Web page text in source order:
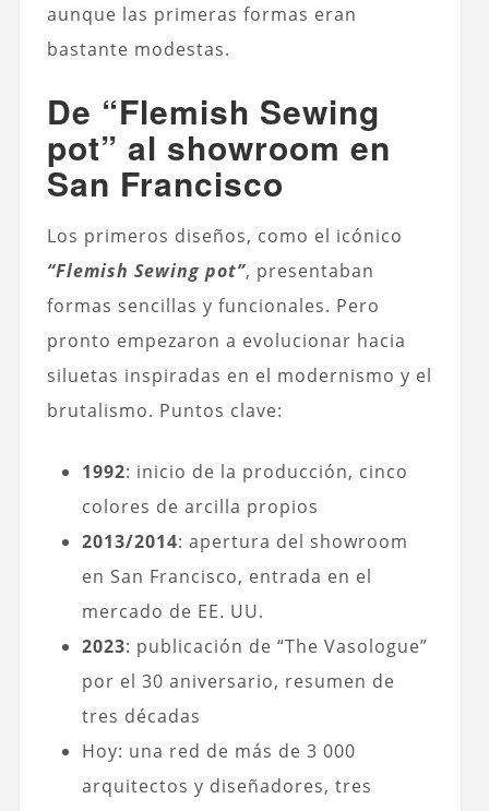
aunque las primeras formas eran
bastante modestas.
De “Flemish Sewing
pot” al showroom en
San Francisco
Los primeros diseños, como el icónico
“Flemish Sewing pot”, presentaban
formas sencillas y funcionales. Pero
pronto empezaron a evolucionar hacia
siluetas inspiradas en el modernismo y el
brutalismo. Puntos clave:
1992: inicio de la producción, cinco
colores de arcilla propios
2013/2014: apertura del showroom
en San Francisco, entrada en el
mercado de EE. UU.
2023: publicación de “The Vasologue”
por el 30 aniversario, resumen de
tres décadas
Hoy: una red de más de 3 000
arquitectos y diseñadores, tres